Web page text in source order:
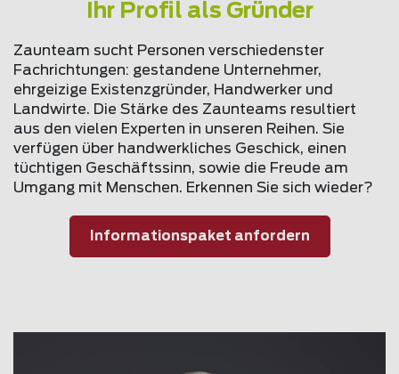
Ihr Profil als Gründer
Zaunteam sucht Personen verschiedenster
Fachrichtungen: gestandene Unternehmer,
ehrgeizige Existenzgründer, Handwerker und
Landwirte. Die Stärke des Zaunteams resultiert
aus den vielen Experten in unseren Reihen. Sie
verfügen über handwerkliches Geschick, einen
tüchtigen Geschäftssinn, sowie die Freude am
Umgang mit Menschen. Erkennen Sie sich wieder?
Informationspaket anfordern